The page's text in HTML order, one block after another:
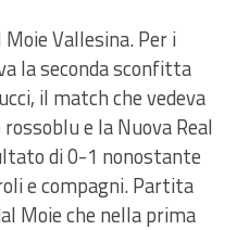
Vallesina. Per i
la seconda sconfitta
il match che vedeva
e la Nuova Real
di 0-1 nonostante
e compagni. Partita
Moie che nella prima